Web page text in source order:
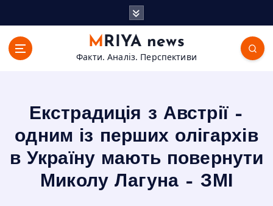
MRIYA news
Факти. Аналіз. Перспективи
Екстрадиція з Австрії –
одним із перших олігархів
в Україну мають повернути
Миколу Лагуна – ЗМІ